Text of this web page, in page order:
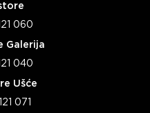
060
Galerija
040
Ušće
071